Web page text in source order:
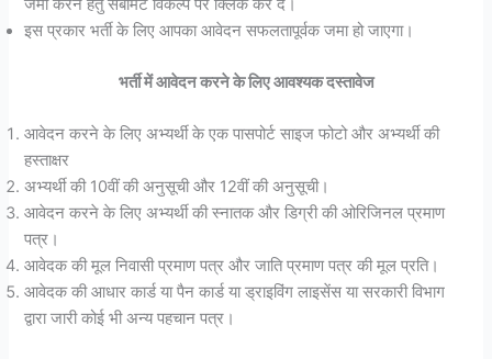
इस प्रकार भर्ती के लिए आपका आवेदन सफलतापूर्वक जमा हो जाएगा।
भर्ती में आवेदन करने के लिए आवश्यक दस्तावेज
आवेदन करने के लिए अभ्यर्थी के एक पासपोर्ट साइज फोटो और अभ्यर्थी की
हस्ताक्षर
अभ्यर्थी की 10वीं की अनुसूची और 12वीं की अनुसूची।
आवेदन करने के लिए अभ्यर्थी की स्नातक और डिग्री की ओरिजिनल प्रमाण
पत्र।
आवेदक की मूल निवासी प्रमाण पत्र और जाति प्रमाण पत्र की मूल प्रति।
आवेदक की आधार कार्ड या पैन कार्ड या ड्राइविंग लाइसेंस या सरकारी विभाग
द्वारा जारी कोई भी अन्य पहचान पत्र।